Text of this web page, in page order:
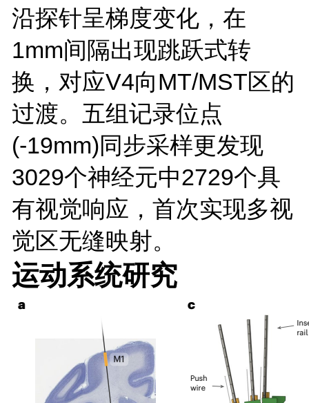
沿探针呈梯度变化，在
1mm间隔出现跳跃式转
换，对应V4向MT/MST区的
过渡。五组记录位点
(-19mm)同步采样更发现
3029个神经元中2729个具
有视觉响应，首次实现多视
觉区无缝映射。
运动系统研究